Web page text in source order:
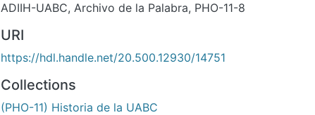
ADIIH-UABC, Archivo de la Palabra, PHO-11-8
URI
https://hdl.handle.net/20.500.12930/14751
Collections
(PHO-11) Historia de la UABC